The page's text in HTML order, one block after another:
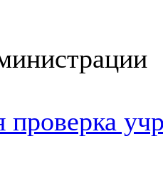
проверка